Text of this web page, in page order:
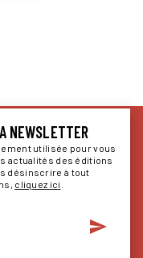
NEWSLETTER
utilisée pour vous
actualités des éditions
désinscrire à tout
cliquez ici
send